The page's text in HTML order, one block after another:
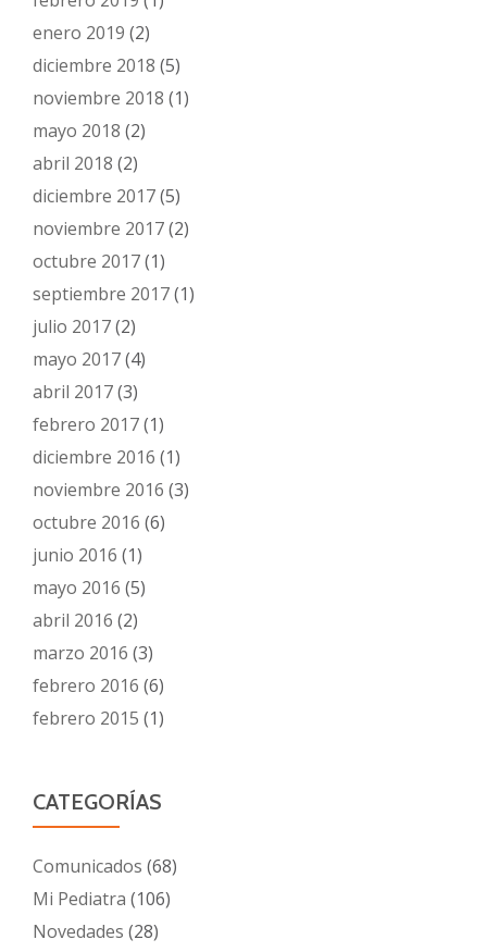
enero 2019 (2)
diciembre 2018 (5)
noviembre 2018 (1)
mayo 2018 (2)
abril 2018 (2)
diciembre 2017(5)
noviembre 2017(2)
octubre 2017(1)
septiembre 2017(1)
julio 2017(2)
mayo 2017(4)
abril 2017(3)
febrero 2017(1)
diciembre 2016 (1)
noviembre 2016 (3)
octubre 2016 (6)
junio 2016 (1)
mayo 2016 (5)
abril 2016 (2)
marzo 2016 (3)
febrero 2016 (6)
febrero 2015 (1)
CATEGORÍAS
Comunicados (68)
Mi Pediatra (106)
Novedades (28)